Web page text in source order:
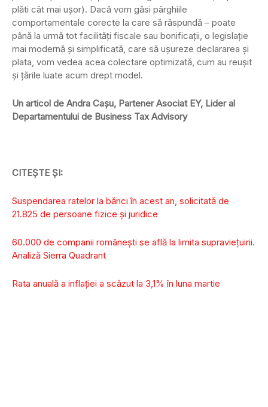
plăti cât mai ușor). Dacă vom găsi pârghiile
comportamentale corecte la care să răspundă – poate
până la urmă tot facilități fiscale sau bonificații, o legislație
mai modernă și simplificată, care să ușureze declararea și
plata, vom vedea acea colectare optimizată, cum au reușit
și țările luate acum drept model.
Un articol de Andra Cașu, Partener Asociat EY, Lider al
Departamentului de Business Tax Advisory
CITEȘTE ȘI:
Suspendarea ratelor la bănci în acest an, solicitată de
21.825 de persoane fizice și juridice
60.000 de companii româneşti se află la limita supravieţuirii.
Analiză Sierra Quadrant
Rata anuală a inflaţiei a scăzut la 3,1% în luna martie